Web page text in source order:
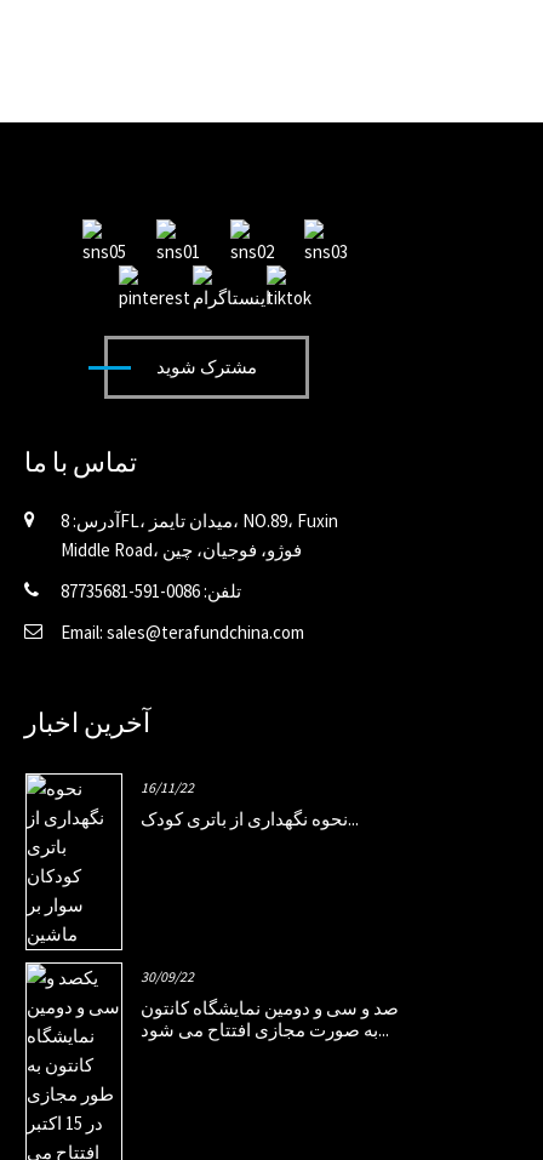
مشترک شوید
تماس با ما
آدرس: 8FL، میدان تایمز، NO.89، Fuxin
Middle Road، فوژو، فوجیان، چین
تلفن: 0086-591-87735681
Email: sales@terafundchina.com
آخرین اخبار
16/11/22
نحوه نگهداری از باتری کودک...
30/09/22
صد و سی و دومین نمایشگاه کانتون
به صورت مجازی افتتاح می شود...